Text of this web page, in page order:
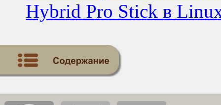
Hybrid Pro Stick в